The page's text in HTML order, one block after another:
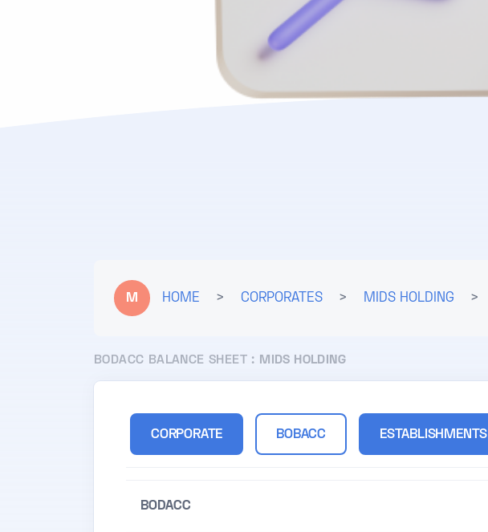
M HOME > CORPORATES > MIDS HOLDING >
BODACC BALANCE SHEET : MIDS HOLDING
CORPORATE BOBACC ESTABLISHMENTS
BODACC